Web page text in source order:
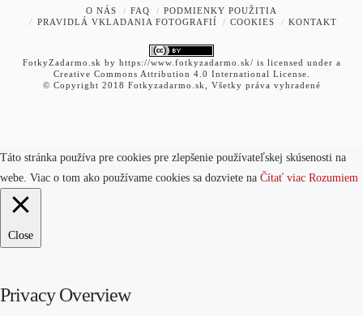
O NÁS FAQ
PODMIENKY POUŽITIA
PRAVIDLÁ VKLADANIA FOTOGRAFIÍ
COOKIES KONTAKT
FotkyZadarmo.sk by https://www.fotkyzadarmo.sk/ is licensed under a
Creative Commons Attribution 4.0 International License
© Copyright 2018 Fotkyzadarmo.sk, Všetky práva vyhradené
Táto stránka používa pre cookies pre zlepšenie používateľskej skúsenosti na
webe. Viac o tom ako používame cookies sa dozviete na Čítať viac Rozumiem
Close
Privacy Overview